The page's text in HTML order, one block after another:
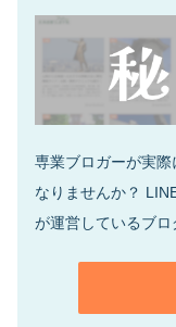
専業ブロガーが実
なりませんか？
が運営しているブロ